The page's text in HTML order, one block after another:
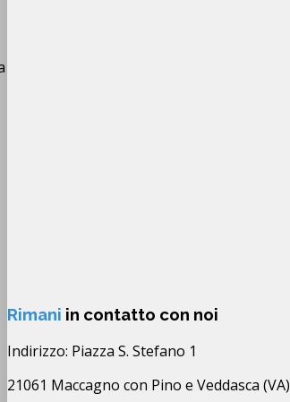
Rimani in contatto con noi
Indirizzo: Piazza S. Stefano 1
21061 Maccagno con Pino e Veddasca (VA)